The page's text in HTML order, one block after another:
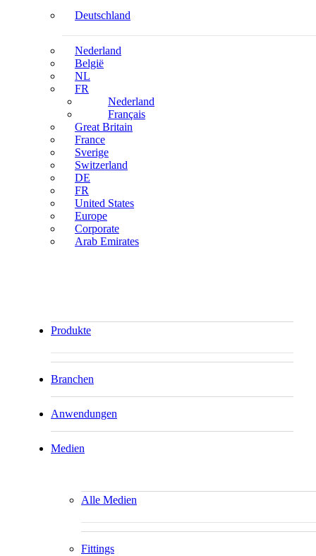
Deutschland
Nederland
België
NL
FR
Nederland
Français
Great Britain
France
Sverige
Switzerland
DE
FR
United States
Europe
Corporate
Arab Emirates
Produkte
Branchen
Anwendungen
Medien
Alle Medien
Fittings